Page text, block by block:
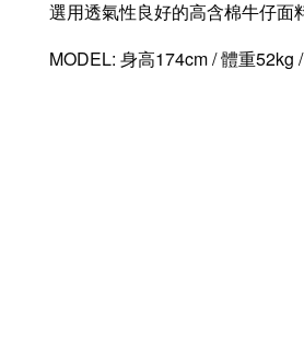
選用透氣性良好的高含棉牛仔面
MODEL: 身高174cm / 體重52kg